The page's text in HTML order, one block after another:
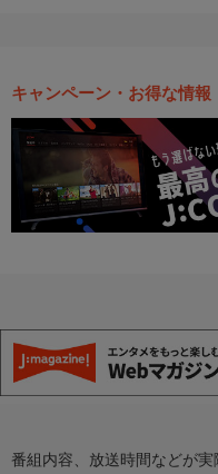
キャンペーン・お得な情報
番組内容、放送時間などが